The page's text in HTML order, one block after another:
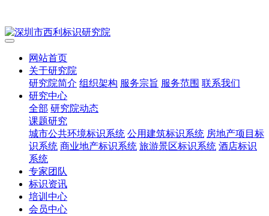
网站首页
关于研究院
研究院简介 组织架构 服务宗旨 服务范围 联系我们
研究中心
全部 研究院动态
课题研究
城市公共环境标识系统 公用建筑标识系统 房地产项目标
识系统 商业地产标识系统 旅游景区标识系统 酒店标识
系统
专家团队
标识资讯
培训中心
会员中心